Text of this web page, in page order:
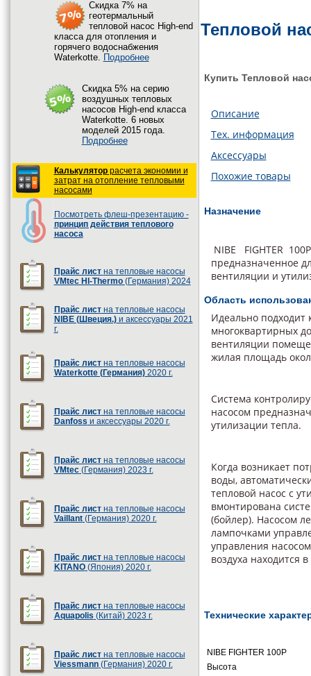
Cкидка 7% на
геотермальный
тепловой насос High-end
класса для отопления и
горячего водоснабжения
Waterkotte. Подробнее
Cкидка 5% на серию
воздушных тепловых
насосов High-end класса
Waterkotte. 6 новых
моделей 2015 года.
Подробнее
Калькуляторрасчета экономии и
затрат на отопление тепловыми
насосами
Посмотреть флеш-презентацию -
принцип действия теплового
насоса
Прайс лист на тепловые насосы
VMtec HI-Thermo (Германия) 2024
Прайс листна тепловые насосы
NIBE (Швеция.)и аксессуары 2021
г.
Прайс лист на тепловые насосы
Waterkotte (Германия)2020 г.
Прайс листна тепловые насосы
Danfoss и аксессуары 2020 г.
Прайс листна тепловые насосы
VMtec(Германия) 2023 г.
Прайс листна тепловые насосы
Vaillant(Германия) 2020 г.
Прайс листна тепловые насосы
KITANO(Япония) 2020 г.
Прайс листна тепловые насосы
Aquapolis (Китай) 2023 г.
Прайс листна тепловые насосы
Viessmann(Германия) 2020 г.
Тепловой
Купить Тепловой
Описание
Тех. информация
Аксессуары
Похожие товары
Назначение
NIBE FIGHTER
предназначенное
вентиляции и
Область
Идеально подходит
многоквартирных
вентиляции
жилая площадь
Система
насосом
утилизации тепла.
Когда возникает
воды,
тепловой насос с
вмонтирована
(бойлер). Насосом
лампочками
управления
воздуха находится
Технические
NIBE FIGHTER 100P
Высота